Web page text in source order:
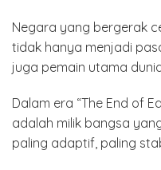
Negara yang bergerak
tidak hanya menjadi
juga pemain utama
Dalam era “The End of
adalah milik bangsa
paling adaptif, paling